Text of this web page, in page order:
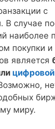
с
В случае
наиболее
покупки
является
миру.